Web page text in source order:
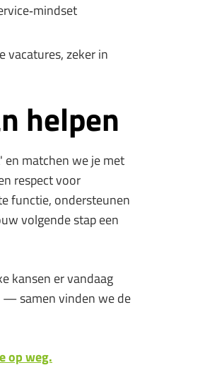
vacatures, zeker in
helpen
en matchen we je met
respect voor
functie, ondersteunen
volgende stap een
kansen er vandaag
— samen vinden we de
op weg.